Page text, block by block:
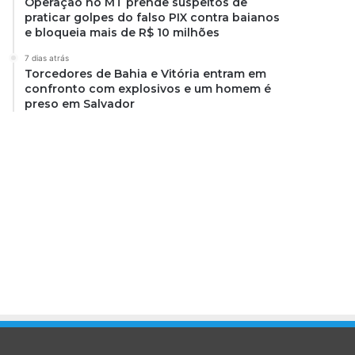
praticar golpes do falso PIX contra baianos
e bloqueia mais de R$ 10 milhões
7 dias atrás
Torcedores de Bahia e Vitória entram em
confronto com explosivos e um homem é
preso em Salvador